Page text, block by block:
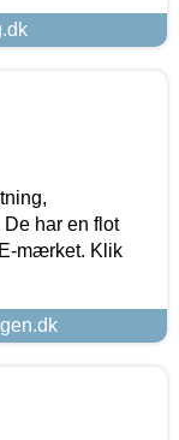
har en flot
mærket. Klik